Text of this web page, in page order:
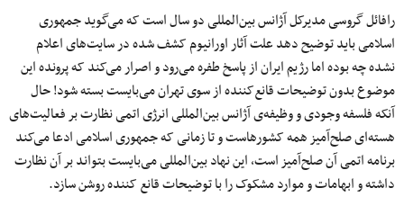
رافائل گروسی مدیرکل آژانس بین‌المللی دو سال است که می‌گوید جمهوری
اسلامی باید توضیح دهد علت آثار اورانیوم کشف شده در سایت‌های اعلام
نشده چه بوده اما رژیم ایران از پاسخ طفره می‌رود و اصرار می‌کند که پرونده این
موضوع بدون توضیحات قانع‌کننده از سوی تهران می‌بایست بسته شود! حال
آنکه فلسفه وجودی و وظیفه‌ی آژانس بین‌المللی انرژی اتمی نظارت بر فعالیت‌های
هسته‌ای صلح‌آمیز همه کشورهاست و تا زمانی که جمهوری اسلامی ادعا می‌کند
برنامه اتمی آن صلح‌آمیز است، این نهاد بین‌المللی می‌بایست بتواند بر آن نظارت
داشته و ابهامات و موارد مشکوک را با توضیحات قانع کننده‌ روشن سازد.